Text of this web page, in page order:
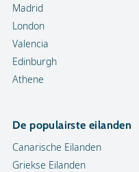
Madrid
London
Valencia
Edinburgh
Athene
De populairste eilanden
Canarische Eilanden
Griekse Eilanden